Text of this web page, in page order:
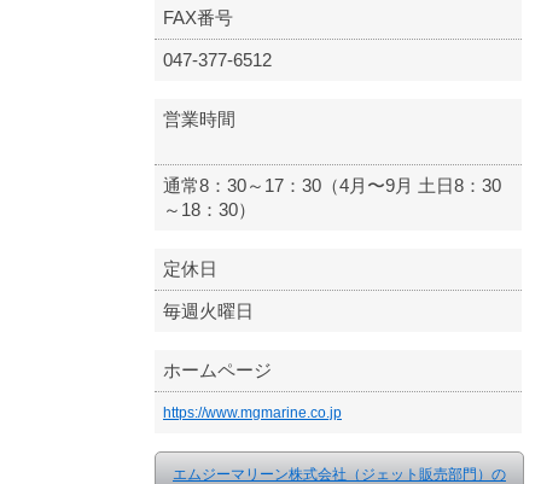
FAX番号
047-377-6512
営業時間
通常8：30～17：30（4月〜9月 土日8：30
～18：30）
定休日
毎週火曜日
ホームページ
https://www.mgmarine.co.jp
エムジーマリーン株式会社（ジェット販売部門）の